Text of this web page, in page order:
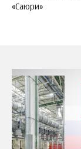
«Саюри»